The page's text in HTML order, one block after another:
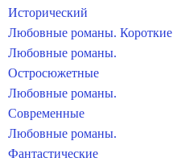
Исторический
Любовные романы. Короткие
Любовные романы.
Остросюжетные
Любовные романы.
Современные
Любовные романы.
Фантастические